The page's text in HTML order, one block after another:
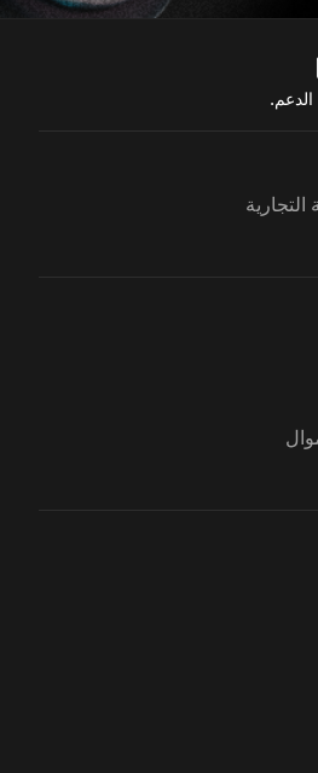
الدعم.
التجارية